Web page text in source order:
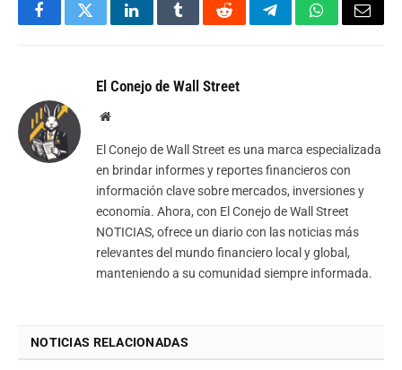
FacebookTwitterLinkedInTumblrRedditTelegramWhatsApp
Email
El Conejo de Wall Street
Website
El Conejo de Wall Street es una marca especializada
en brindar informes y reportes financieros con
información clave sobre mercados, inversiones y
economía. Ahora, con El Conejo de Wall Street
NOTICIAS, ofrece un diario con las noticias más
relevantes del mundo financiero local y global,
manteniendo a su comunidad siempre informada.
NOTICIAS RELACIONADAS